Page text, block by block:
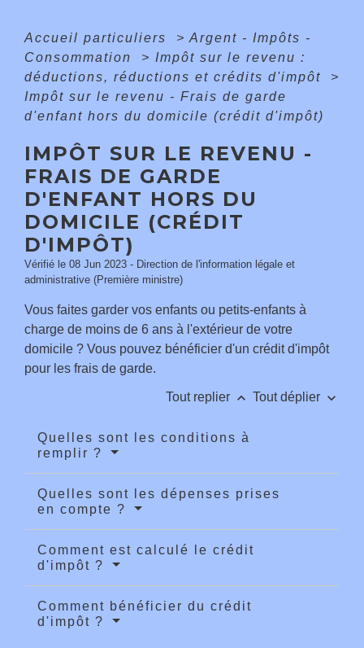
Accueil particuliers > Argent - Impôts -
Consommation
> Impôt sur le revenu :
déductions, réductions et crédits d'impôt
>
Impôt sur le revenu - Frais de garde
d'enfant hors du domicile (crédit d'impôt)
IMPÔT SUR LE REVENU -
FRAIS DE GARDE
D'ENFANT HORS DU
DOMICILE (CRÉDIT
D'IMPÔT)
Vérifié le 08 Jun 2023 - Direction de l'information légale et
administrative (Première ministre)
Vous faites garder vos enfants ou petits-enfants à
charge de moins de 6 ans à l'extérieur de votre
domicile ? Vous pouvez bénéficier d'un crédit d'impôt
pour les frais de garde.
Tout replier keyboard_arrow_up Tout déplier keyboard_arrow_down
Quelles sont les conditions à
remplir ?
Quelles sont les dépenses prises
en compte ?
Comment est calculé le crédit
d'impôt ?
Comment bénéficier du crédit
d'impôt ?